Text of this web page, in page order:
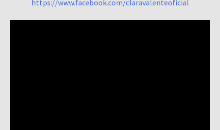
https://www.facebook.com/claravalenteoficial